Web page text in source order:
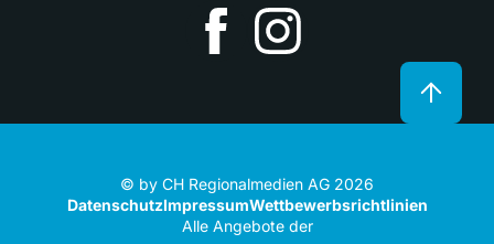
© by CH Regionalmedien AG 2026
DatenschutzImpressumWettbewerbsrichtlinien
Alle Angebote der